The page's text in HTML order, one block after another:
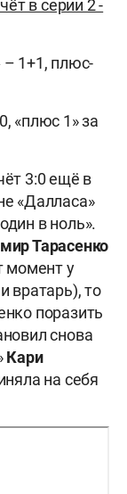
в серии 2 -
– 1+1, плюс-
«плюс 1» за
3:0 ещё в
«Далласа»
в ноль».
Тарасенко
момент у
вратарь), то
поразить
снова
Кари
на себя